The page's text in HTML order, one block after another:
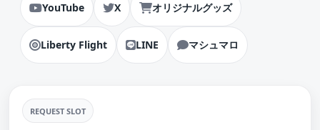
YouTube X オリジナルグッズ
Liberty Flight LINE マシュマロ
REQUEST SLOT